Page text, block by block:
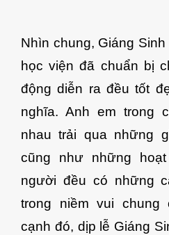
Nhìn chung, Giáng
học viện đã chuẩn bị
động diễn ra đều tốt
nghĩa. Anh em trong
nhau trải qua những
cũng như những
người đều có những
trong niềm vui chung
cạnh đó, dịp lễ Giáng